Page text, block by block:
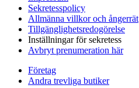
Sekretesspolicy
Allmänna villkor och ångerrät
Tillgänglighetsredogörelse
Inställningar för sekretess
Avbryt prenumeration här
Företag
Andra trevliga butiker